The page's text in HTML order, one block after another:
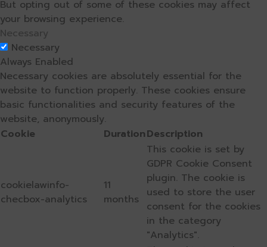
But opting out of some of these cookies may affect
your browsing experience.
Necessary
Necessary
Always Enabled
Necessary cookies are absolutely essential for the
website to function properly. These cookies ensure
basic functionalities and security features of the
website, anonymously.
Cookie
DurationDescription
cookielawinfo-
checbox-analytics
11
months
This cookie is set by
GDPR Cookie Consent
plugin. The cookie is
used to store the user
consent for the cookies
in the category
"Analytics".